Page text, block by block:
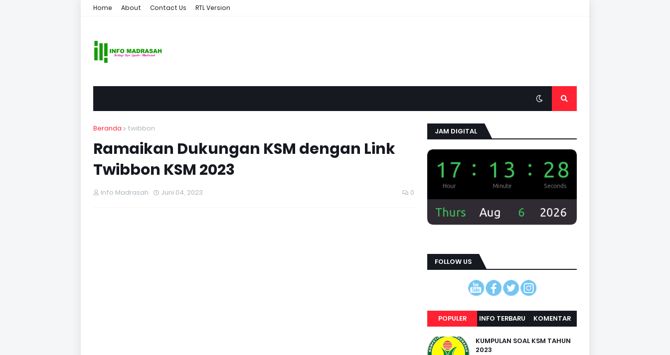
Home About Contact Us RTL Version
Beranda twibbon
Ramaikan Dukungan KSM dengan Link
Twibbon KSM 2023
Info Madrasah Juni 04, 2023 0
JAM DIGITAL
FOLLOW US
POPULER INFO TERBARU KOMENTAR
KUMPULAN SOAL KSM TAHUN
2023